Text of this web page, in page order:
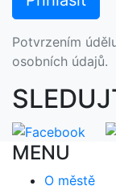
Potvrzením
osobních údajů.
MENU
O městě